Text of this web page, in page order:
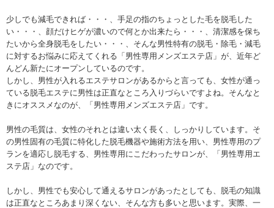
少しでも減毛できれば・・・、手足の指のちょっとした毛を脱毛した
い・・・、顔だけヒゲが濃いので何とか出来たら・・・、清潔感を保ち
たいから全身脱毛をしたい・・・、そんな男性特有の脱毛・除毛・減毛
に対するお悩みに応えてくれる「男性専用メンズエステ店」が、近年ど
んどん新たにオープンしているのです。
しかし、男性が入れるエステサロンがあるからと言っても、女性が通っ
ている脱毛エステに男性は正直なところ入りづらいですよね。そんなと
きにオススメなのが、「男性専用メンズエステ店」です。
男性の毛質は、女性のそれとは違い太く長く、しっかりしています。そ
の男性固有の毛質に特化した脱毛機器や施術方法を用い、男性専用のプ
ランを適応し脱毛する、男性専用にこだわったサロンが、「男性専用エ
ステ店」なのです。
しかし、男性でも安心して通えるサロンがあったとしても、脱毛の知識
は正直なところあまり深くない、そんな方も多いと思います。実際、一